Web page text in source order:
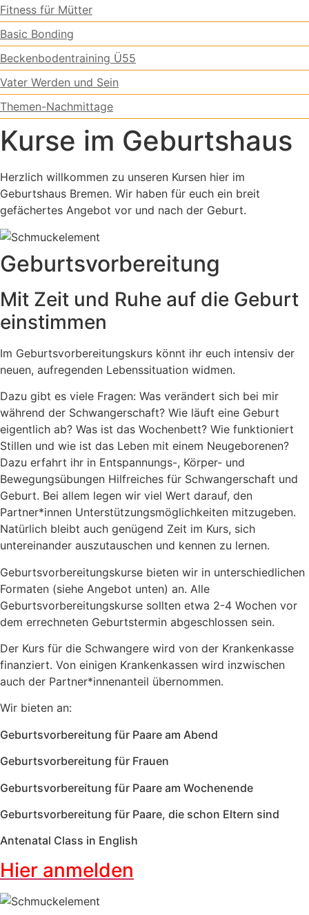
Fitness für Mütter
Basic Bonding
Beckenbodentraining Ü55
Vater Werden und Sein
Themen-Nachmittage
Kurse im Geburtshaus
Herzlich willkommen zu unseren Kursen hier im
Geburtshaus Bremen. Wir haben für euch ein breit
gefächertes Angebot vor und nach der Geburt.
Geburtsvorbereitung
Mit Zeit und Ruhe auf die Geburt
einstimmen
Im Geburtsvorbereitungskurs könnt ihr euch intensiv der
neuen, aufregenden Lebenssituation widmen.
Dazu gibt es viele Fragen: Was verändert sich bei mir
während der Schwangerschaft? Wie läuft eine Geburt
eigentlich ab? Was ist das Wochenbett? Wie funktioniert
Stillen und wie ist das Leben mit einem Neugeborenen?
Dazu erfahrt ihr in Entspannungs-, Körper- und
Bewegungsübungen Hilfreiches für Schwangerschaft und
Geburt. Bei allem legen wir viel Wert darauf, den
Partner*innen Unterstützungsmöglichkeiten mitzugeben.
Natürlich bleibt auch genügend Zeit im Kurs, sich
untereinander auszutauschen und kennen zu lernen.
Geburtsvorbereitungskurse bieten wir in unterschiedlichen
Formaten (siehe Angebot unten) an. Alle
Geburtsvorbereitungskurse sollten etwa 2-4 Wochen vor
dem errechneten Geburtstermin abgeschlossen sein.
Der Kurs für die Schwangere wird von der Krankenkasse
finanziert. Von einigen Krankenkassen wird inzwischen
auch der Partner*innenanteil übernommen.
Wir bieten an:
Geburtsvorbereitung für Paare am Abend
Geburtsvorbereitung für Frauen
Geburtsvorbereitung für Paare am Wochenende
Geburtsvorbereitung für Paare, die schon Eltern sind
Antenatal Class in English
Hier anmelden